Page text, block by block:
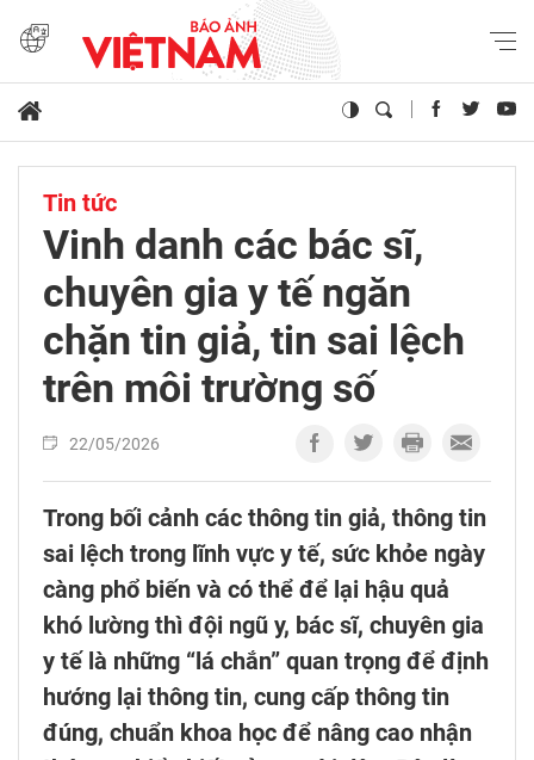
Tin tức
Vinh danh các bác sĩ,
chuyên gia y tế ngăn
chặn tin giả, tin sai lệch
trên môi trường số
22/05/2026
Trong bối cảnh các thông tin giả, thông tin
sai lệch trong lĩnh vực y tế, sức khỏe ngày
càng phổ biến và có thể để lại hậu quả
khó lường thì đội ngũ y, bác sĩ, chuyên gia
y tế là những “lá chắn” quan trọng để định
hướng lại thông tin, cung cấp thông tin
đúng, chuẩn khoa học để nâng cao nhận